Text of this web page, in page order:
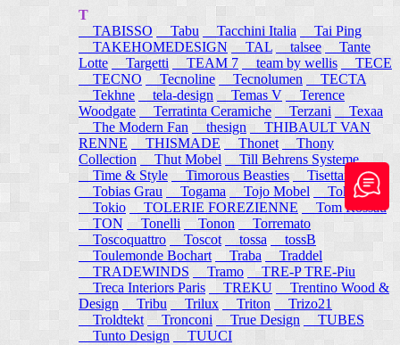
T
TABISSO
Tabu Tacchini Italia
Tai Ping
TAKEHOMEDESIGN
TAL talsee
Tante
Lotte
Targetti TEAM 7 team by wellis
TECE
TECNO
Tecnoline Tecnolumen
TECTA
Tekhne
tela-design Temas V
Terence
Woodgate
Terratinta Ceramiche Terzani
Texaa
The Modern Fan
thesign
THIBAULT VAN
RENNE
THISMADE Thonet
Thony
Collection
Thut Mobel
Till Behrens Systeme
Time & Style
Timorous Beasties
Tisettanta
Tobias Grau
Togama Tojo Mobel
Token
Tokio
TOLERIE FOREZIENNE
Tom Rossau
TON
Tonelli Tonon
Torremato
Toscoquattro
Toscot tossa
tossB
Toulemonde Bochart
Traba
Traddel
TRADEWINDS
Tramo
TRE-P TRE-Piu
Treca Interiors Paris
TREKU
Trentino Wood &
Design
Tribu Trilux Triton
Trizo21
Troldtekt Tronconi True Design
TUBES
Tunto Design
TUUCI